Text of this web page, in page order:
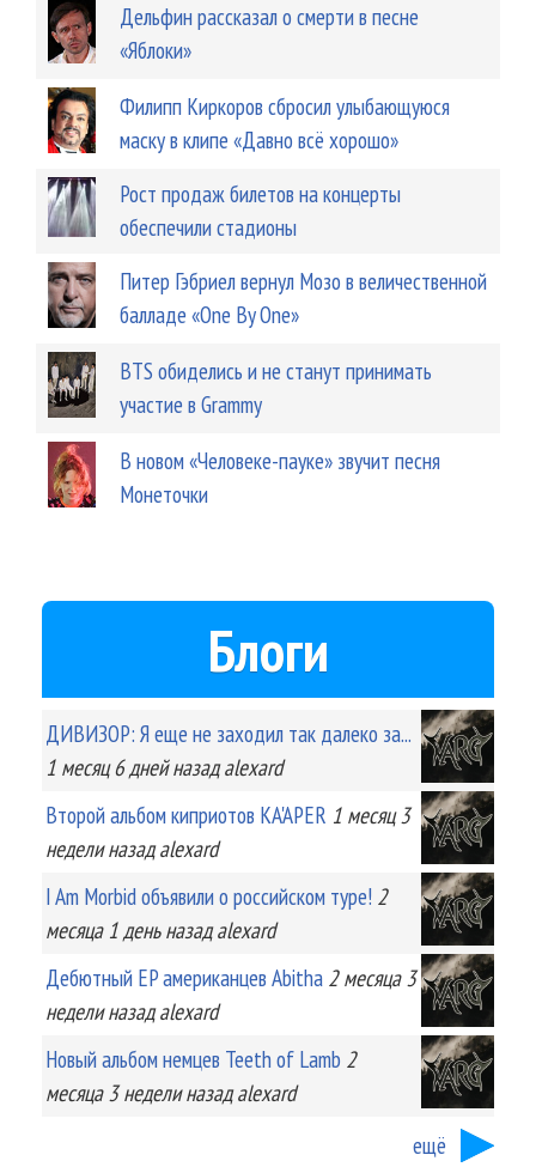
Дельфин рассказал о смерти в песне
«Яблоки»
Филипп Киркоров сбросил улыбающуюся
маску в клипе «Давно всё хорошо»
Рост продаж билетов на концерты
обеспечили стадионы
Питер Гэбриел вернул Мозо в величественной
балладе «One By One»
BTS обиделись и не станут принимать
участие в Grammy
В новом «Человеке-пауке» звучит песня
Монеточки
Блоги
ДИВИЗОР: Я еще не заходил так далеко за...
1 месяц 6 днейназад alexard
Второй альбом киприотов KA'APER 1 месяц 3
неделиназад alexard
I Am Morbid объявили о российском туре! 2
месяца 1 деньназад alexard
Дебютный EP американцев Abitha 2 месяца 3
неделиназад alexard
Новый альбом немцев Teeth of Lamb 2
месяца 3 неделиназад alexard
ещё